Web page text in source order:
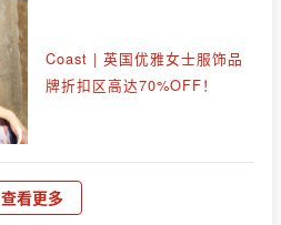
Coast | 英国优雅女士服饰品
牌折扣区高达70%OFF！
查看更多